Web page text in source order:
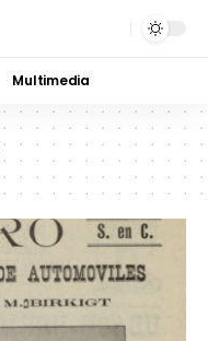
Multimedia